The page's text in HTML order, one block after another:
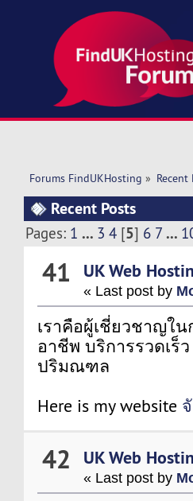
Forums FindUKHosting » Recent
Recent Posts
Pages: 1 ... 3 4 [5] 6 7 ...
41 UK Web
« Last post by
เราคือผู้เชี่ยวชาญใ
อาชีพ บริการรวดเร็
ปริมณฑล
Here is my website
42 UK Web
« Last post by